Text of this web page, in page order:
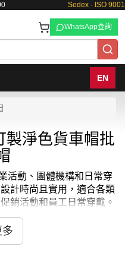
Sedex · ISO 9001
WhatsApp查詢
EN
製淨色貨車帽批
活動、團體機構和日常穿
計時尚且實用，適合各類
銷活動和員工日常穿戴。
堅固且透氣性佳，佩戴舒
選擇，滿足不同需求。此
多